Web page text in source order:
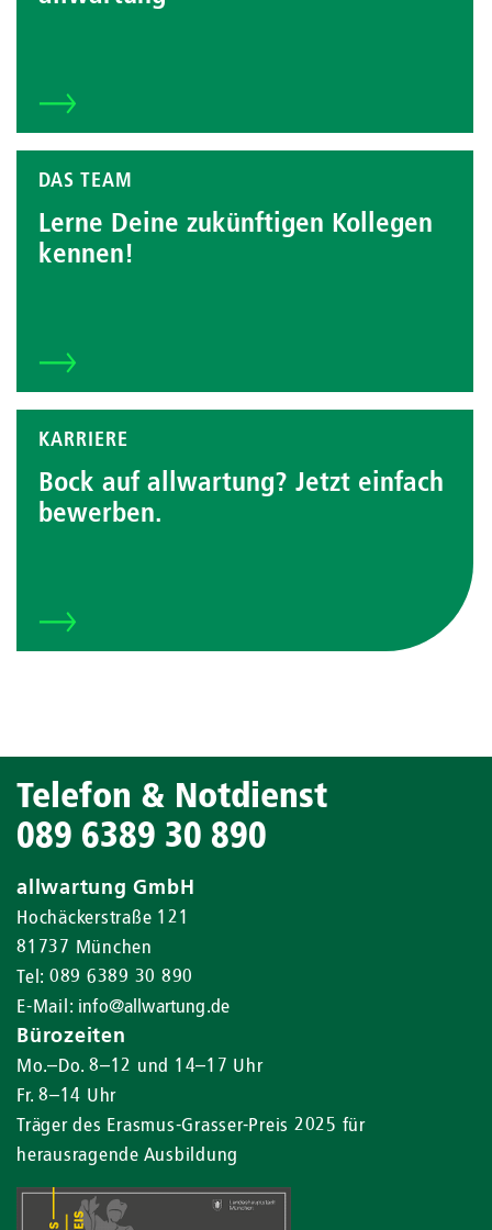
DAS TEAM
Lerne Deine zukünftigen Kollegen
kennen!
KARRIERE
Bock auf allwartung? Jetzt einfach
bewerben.
Telefon & Notdienst
089 6389 30 890
allwartung GmbH
Hochäckerstraße 121
81737 München
Tel: 089 6389 30 890
E-Mail: info@allwartung.de
Bürozeiten
Mo.–Do. 8–12 und 14–17 Uhr
Fr. 8–14 Uhr
Träger des Erasmus-Grasser-Preis 2025 für
herausragende Ausbildung